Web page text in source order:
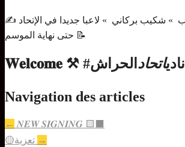
✍️ تقديم صانع الألعاب » شكيب بركاني » لاعبا جديدا في الإتحاد
حتى نهاية الموسم 📝
𝐖𝐞𝐥𝐜𝐨𝐦𝐞 ⚒️ #نادياتحاد
Navigation des articles
← 𝑵𝑬𝑾 𝑺𝑰𝑮𝑵𝑰𝑵𝑮 🟨⬛
→